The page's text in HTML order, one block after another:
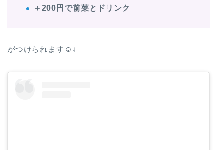
＋200円で前菜とドリンク
がつけられます☺↓